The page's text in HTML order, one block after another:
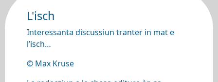
L'isch
Interessanta discussiun tranter in mat e
l’isch…
© Max Kruse